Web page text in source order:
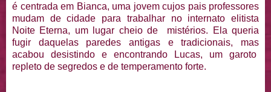
é centrada em Bianca, uma jovem cujos pais professores
mudam de cidade para trabalhar no internato elitista
Noite Eterna, um lugar cheio de mistérios. Ela queria
fugir daquelas paredes antigas e tradicionais, mas
acabou desistindo e encontrando Lucas, um garoto
repleto de segredos e de temperamento forte.